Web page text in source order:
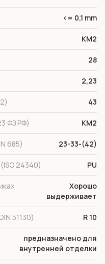
<= 0,1 mm
КМ2
28
2,23
43
ФЗ РФ) КМ2
685) 23-33-(42)
24340) PU
Хорошо
выдерживает
51130) R 10
предназначено для
внутренней отделки